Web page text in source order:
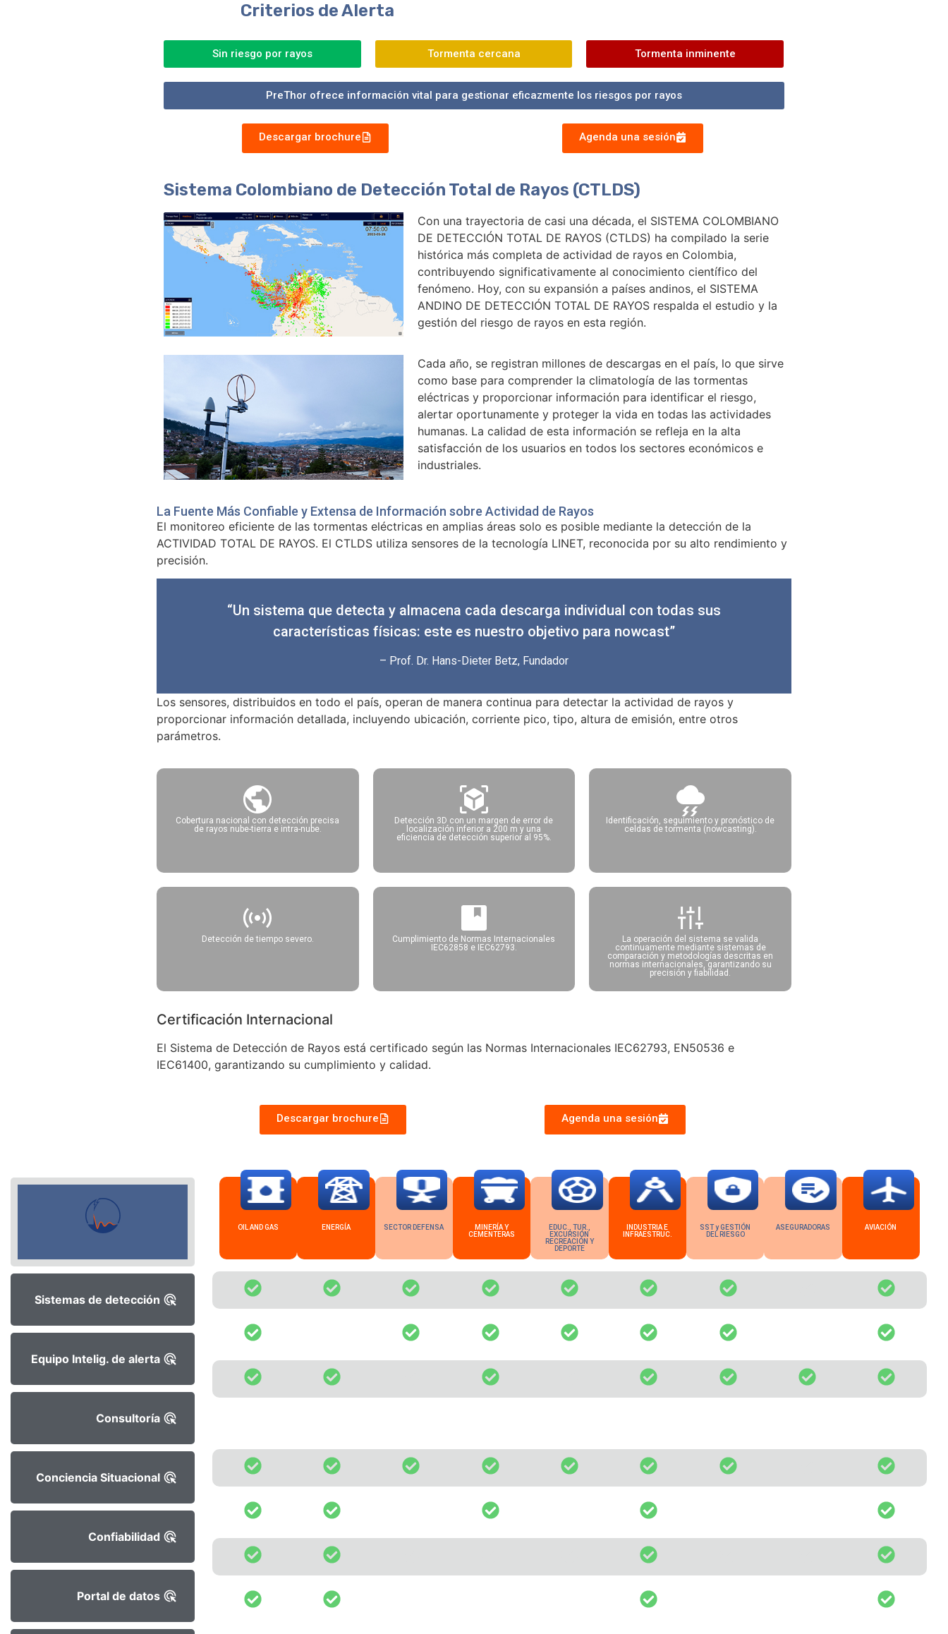
Criterios de Alerta
Sin riesgo por rayos Tormenta cercana Tormenta inminente
PreThor ofrece información vital para gestionar eficazmente los riesgos por rayos
Descargar brochure Agenda una sesión
Sistema Colombiano de Detección Total de Rayos (CTLDS)
Con una trayectoria de casi una década, el SISTEMA COLOMBIANO
DE DETECCIÓN TOTAL DE RAYOS (CTLDS) ha compilado la serie
histórica más completa de actividad de rayos en Colombia,
contribuyendo significativamente al conocimiento científico del
fenómeno. Hoy, con su expansión a países andinos, el SISTEMA
ANDINO DE DETECCIÓN TOTAL DE RAYOS respalda el estudio y la
gestión del riesgo de rayos en esta región.
Cada año, se registran millones de descargas en el país, lo que sirve
como base para comprender la climatología de las tormentas
eléctricas y proporcionar información para identificar el riesgo,
alertar oportunamente y proteger la vida en todas las actividades
humanas. La calidad de esta información se refleja en la alta
satisfacción de los usuarios en todos los sectores económicos e
industriales.
La Fuente Más Confiable y Extensa de Información sobre Actividad de Rayos
El monitoreo eficiente de las tormentas eléctricas en amplias áreas solo es posible mediante la detección de la
ACTIVIDAD TOTAL DE RAYOS. El CTLDS utiliza sensores de la tecnología LINET, reconocida por su alto rendimiento y
precisión.
“Un sistema que detecta y almacena cada descarga individual con todas sus
características físicas: este es nuestro objetivo para nowcast”
– Prof. Dr. Hans-Dieter Betz, Fundador
Los sensores, distribuidos en todo el país, operan de manera continua para detectar la actividad de rayos y
proporcionar información detallada, incluyendo ubicación, corriente pico, tipo, altura de emisión, entre otros
parámetros.
Cobertura nacional con detección precisa
de rayos nube-tierra e intra-nube.
Detección 3D con un margen de error de
localización inferior a 200 m y una
eficiencia de detección superior al 95%.
Identificación, seguimiento y pronóstico de
celdas de tormenta (nowcasting).
Detección de tiempo severo.
Cumplimiento de Normas Internacionales
IEC62858 e IEC62793.
La operación del sistema se valida
continuamente mediante sistemas de
comparación y metodologías descritas en
normas internacionales, garantizando su
precisión y fiabilidad.
Certificación Internacional
El Sistema de Detección de Rayos está certificado según las Normas Internacionales IEC62793, EN50536 e
IEC61400, garantizando su cumplimiento y calidad.
Descargar brochure Agenda una sesión
Sistemas de detección
Equipo Intelig. de alerta
Consultoría
Conciencia Situacional
Confiabilidad
Portal de datos
OIL AND GAS ENERGÍA SECTOR DEFENSA
MINERÍA Y
CEMENTERAS
EDUC., TUR.,
EXCURSIÓN
RECREACIÓN Y
DEPORTE
INDUSTRIA E
INFRAESTRUC.
SST y GESTIÓN
DEL RIESGO
ASEGURADORAS AVIACIÓN